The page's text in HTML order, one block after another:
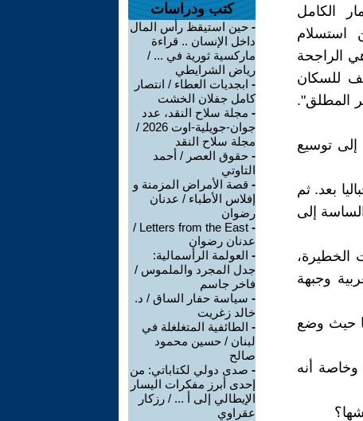
الكامل
استسلام
الراجحة
للسكان
المطلق".
توسيع
بعد. ثم
إلى
الخطيرة،
وجبهة
حيث وضع
وماذا سيكون دور "دونالد ترامب" حين يستلم الحكم في ٢٠/يناير/٢٠٢٥ وخاصة أنه
كتب ودراسات
- حين استيقظ رأس المال
داخل الإنسان .. قراءة
ماركسية ثورية في ... /
رياض الشرايطي
- ابجديات العطاء / انتصار
كامل جفلان الخشت
- مجلة سلاح النقد، عدد
جوان-جويلية-اوت 2026 /
مجلة سلاح النقد
- حقوق العصر / أحمد
التاوتي
- قصة الأمراض المزمنة و
إفلاس الأطباء / عدنان
رضوان
-
Letters from the East /
عدنان رضوان
- العولمة الرأسمالية:
جدل المجرد والملموس /
فاخر جاسم
- سياسة حفار الساق / د.
خالد زغريت
- الطائفية المتغلغلة في
لبنان / حسين محمود
صالح
- صدى دولي لكتاباتي: من
إحدى أبرز مفكرات اليسار
الإيطالي إلى أ ... / رزكار
عقراوي